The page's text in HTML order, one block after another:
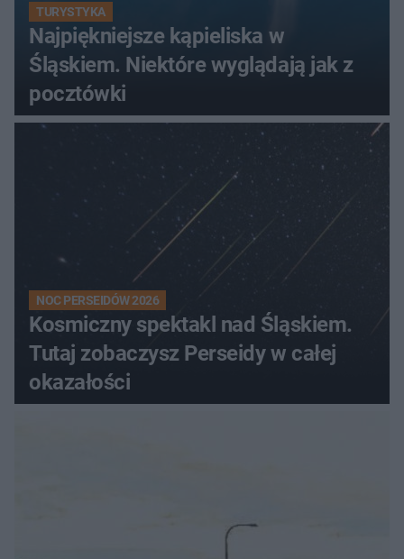
TURYSTYKA
Najpiękniejsze kąpieliska w
Śląskiem. Niektóre wyglądają jak z
pocztówki
NOC PERSEIDÓW 2026
Kosmiczny spektakl nad Śląskiem.
Tutaj zobaczysz Perseidy w całej
okazałości